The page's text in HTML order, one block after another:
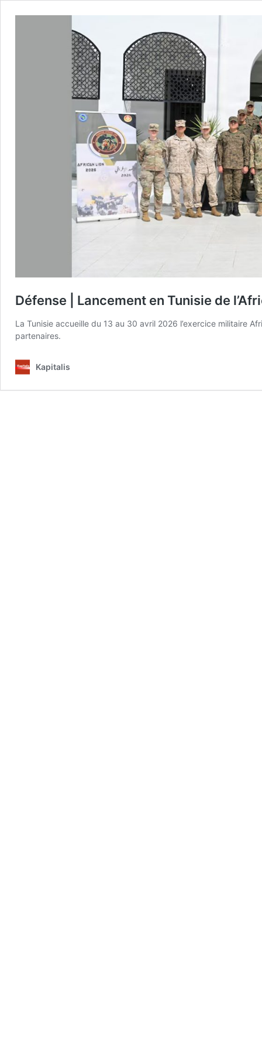
Défense | Lancement en Tunisie de
La Tunisie accueille du 13 au 30 avril 2026 l’exercice militaire
partenaires.
Kapitalis